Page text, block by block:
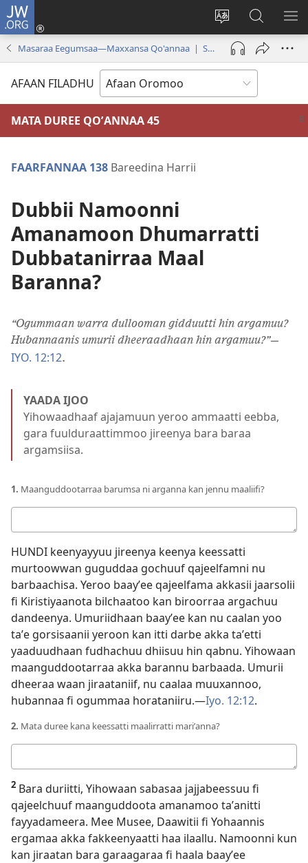
JW.ORG
Afaan
weebsaayitii
jijjiiri
Gali
(opens
window)
JW.ORG
Irraa
Barbaadi
Masaraa Eegumsaa—Maxxansa Qo'annaa | Sadaasa 2024
AFAAN FILADHU
MATA DUREE QOʼANNAA 45
FAARFANNAA 138 Bareedina Harrii
Dubbii Namoonni
Amanamoon Dhumarratti
Dubbatanirraa Maal
Baranna?
“Ogummaan warra dullooman gidduutti hin argamuu?
Hubannaanis umurii dheeraadhaan hin argamuu?”—
IYO. 12:12.
YAADA IJOO
Yihowaadhaaf ajajamuun yeroo ammaatti eebba,
gara fuulduraattimmoo jireenya bara baraa
argamsiisa.
1. Maanguddootarraa barumsa ni arganna kan jennu maaliifi?
kee
HUNDI keenyayyuu jireenya keenya keessatti
murtoowwan guguddaa gochuuf qajeelfamni nu
barbaachisa. Yeroo baayʼee qajeelfama akkasii jaarsolii
fi Kiristiyaanota bilchaatoo kan biroorraa argachuu
dandeenya. Umuriidhaan baayʼee kan nu caalan yoo
taʼe gorsisaanii yeroon kan itti darbe akka taʼetti
yaaduudhaan fudhachuu dhiisuu hin qabnu. Yihowaan
maanguddootarraa akka barannu barbaada. Umurii
dheeraa waan jiraataniif, nu caalaa muuxannoo,
hubannaa fi ogummaa horataniiru.—Iyo. 12:12.
2. Mata duree kana keessatti maalirratti mariʼanna?
kee
2 Bara duriitti, Yihowaan sabasaa jajjabeessuu fi
qajeelchuuf maanguddoota amanamoo taʼanitti
fayyadameera. Mee Musee, Daawitii fi Yohaannis
ergamaa akka fakkeenyaatti haa ilaallu. Namoonni kun
kan jiraatan bara garaagaraa fi haala baayʼee